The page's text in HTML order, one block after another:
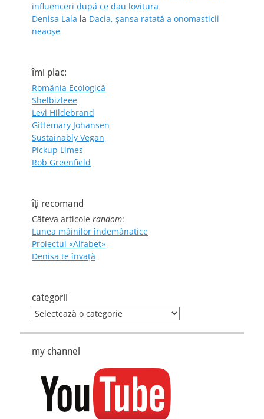
influenceri după ce dau lovitura
Denisa Lala la Dacia, șansa ratată a onomasticii
neaoșe
îmi plac:
România Ecologică
Shelbizleee
Levi Hildebrand
Gittemary Johansen
Sustainably Vegan
Pickup Limes
Rob Greenfield
îţi recomand
Câteva articole random:
Lunea mâinilor îndemânatice
Proiectul «Alfabet»
Denisa te învaţă
categorii
categorii
my channel